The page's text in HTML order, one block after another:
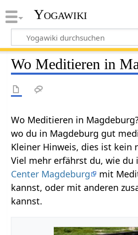
Yogawiki
Wo Meditieren in
Wo Meditieren in
wo du in Magdeburg gut
Kleiner Hinweis, dies ist kein
Viel mehr erfährst du, wie
Center Magdeburg
mit
kannst, oder mit anderen
kannst.